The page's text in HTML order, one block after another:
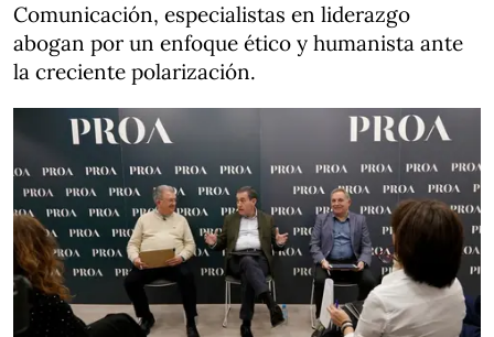
Comunicación, especialistas en liderazgo
abogan por un enfoque ético y humanista ante
la creciente polarización.